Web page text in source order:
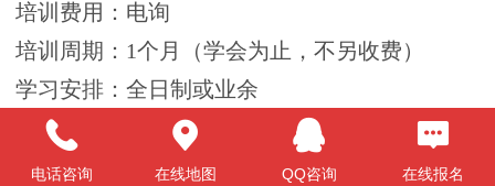
培训费用：电询
培训周期：1个月（学会为止，不另收费）
学习安排：全日制或业余
开课时间：上午：8:30-11:30 下午：14:30-16:30
晚上：19:00-21:00
电话咨询 在线地图 QQ咨询 在线报名